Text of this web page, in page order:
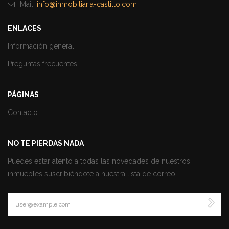
Mail: info@inmobiliaria-castillo.com
ENLACES
Información general
Preguntas frecuentes
PÁGINAS
Contacto
NO TE PIERDAS NADA
Puedes estar atento a todas las novedades de nuestros
inmuebles suscribiéndote a nuestra lista de correo.